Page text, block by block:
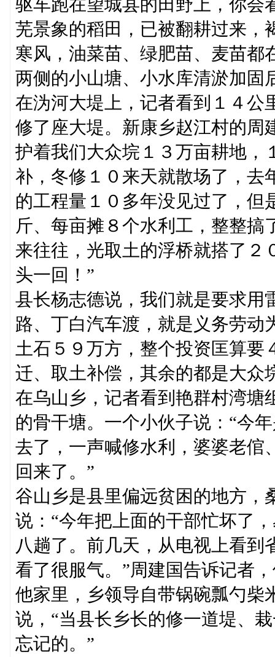
驱车跑在望城县的田野上，你会
芜景象的稻田，已被翻耕过来，
寒风，油菜苗、绿肥苗、麦苗都
两侧的小山塘、小水库清淤加固
在沩河大堤上，记者看到１４公
修了座大堤。新康乡赵江村的周
护着我们大众垸１３万亩耕地，
补，冬修１０来天就散场了，去
的工程量１０多年没见过了，但
斤、每亩摊８个水利工，整整
来往往，光取土的浮桥就搭了２
头一回！”
县长杨志德说，我们就是要求用
路、丁白汽车渡，就是义务劳动
土石５９万方，整个投资匡算要
迁、取土补偿，其余的都是大众
在乌山乡，记者看到艳群村湾塘
的骨干塘。一个小伙子说：“今
去了，一声喊修水利，婆婆老倌
回来了。”
谷山乡是县里偏远贫困的地方，
说：“今年把上面的干部忙坏了
八趟了。前几天，从电视上看
看了很服气。”周建国告诉记者
他家里，乡领导自带锅碗瓢勺柴
说，“当县长乡长的修一道堤、
忘记的。”